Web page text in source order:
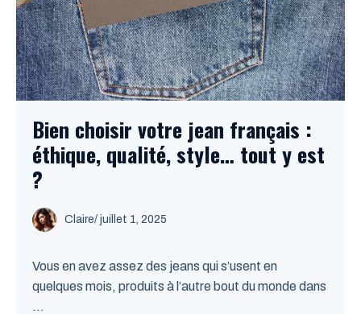
Bien choisir votre jean français :
éthique, qualité, style… tout y est
?
Claire/ juillet 1, 2025
Vous en avez assez des jeans qui s’usent en
quelques mois, produits à l’autre bout du monde dans
...